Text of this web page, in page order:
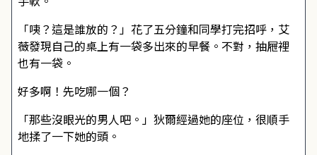
「咦？這是誰放的？」花了五分鐘和同學打完招呼，艾
薇發現自己的桌上有一袋多出來的早餐。不對，抽屜裡
也有一袋。
好多啊！先吃哪一個？
「那些沒眼光的男人吧。」狄爾經過她的座位，很順手
地揉了一下她的頭。